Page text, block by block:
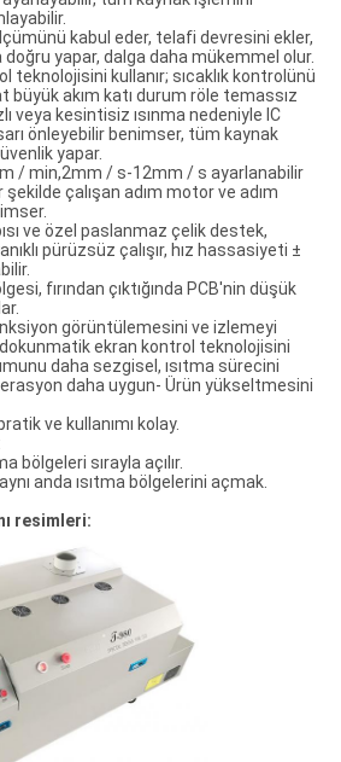
kabul eder, telafi devresini ekler,
doğru yapar, dalga daha mükemmel olur.
teknolojisini kullanır; sıcaklık kontrolünü
büyük akım katı durum röle temassız
veya kesintisiz ısınma nedeniyle IC
önleyebilir benimser, tüm kaynak
yapar.
/ min,2mm / s-12mm / s ayarlanabilir
şekilde çalışan adım motor ve adım
ve özel paslanmaz çelik destek,
pürüzsüz çalışır, hız hassasiyeti ±
fırından çıktığında PCB'nin düşük
görüntülemesini ve izlemeyi
ekran kontrol teknolojisini
daha sezgisel, ısıtma sürecini
daha uygun- Ürün yükseltmesini
ve kullanımı kolay.
bölgeleri sırayla açılır.
anda ısıtma bölgelerini açmak.
resimleri: